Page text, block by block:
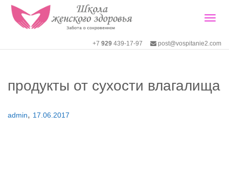
+7 929 439-17-97 post@vospitanie2.com
продукты от сухости влагалища
admin, 17.06.2017